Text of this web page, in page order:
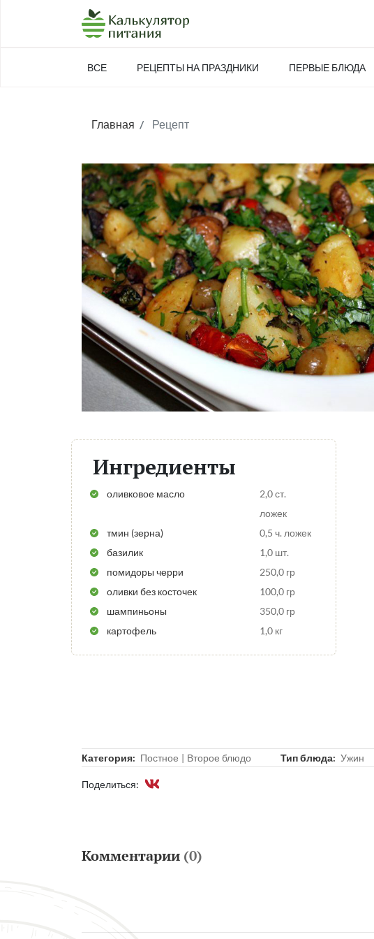
ВСЕ РЕЦЕПТЫ НА ПРАЗДНИКИ ПЕРВЫЕ БЛЮДА
Главная Рецепт
Ингредиенты
оливковое масло
2,0 ст.
ложек
тмин (зерна)
0,5 ч. ложек
базилик
1,0 шт.
помидоры черри
250,0 гр
оливки без косточек
100,0 гр
шампиньоны
350,0 гр
картофель
1,0 кг
Категория: Постное Второе блюдо Тип блюда: Ужин
Поделиться:
Комментарии (0)